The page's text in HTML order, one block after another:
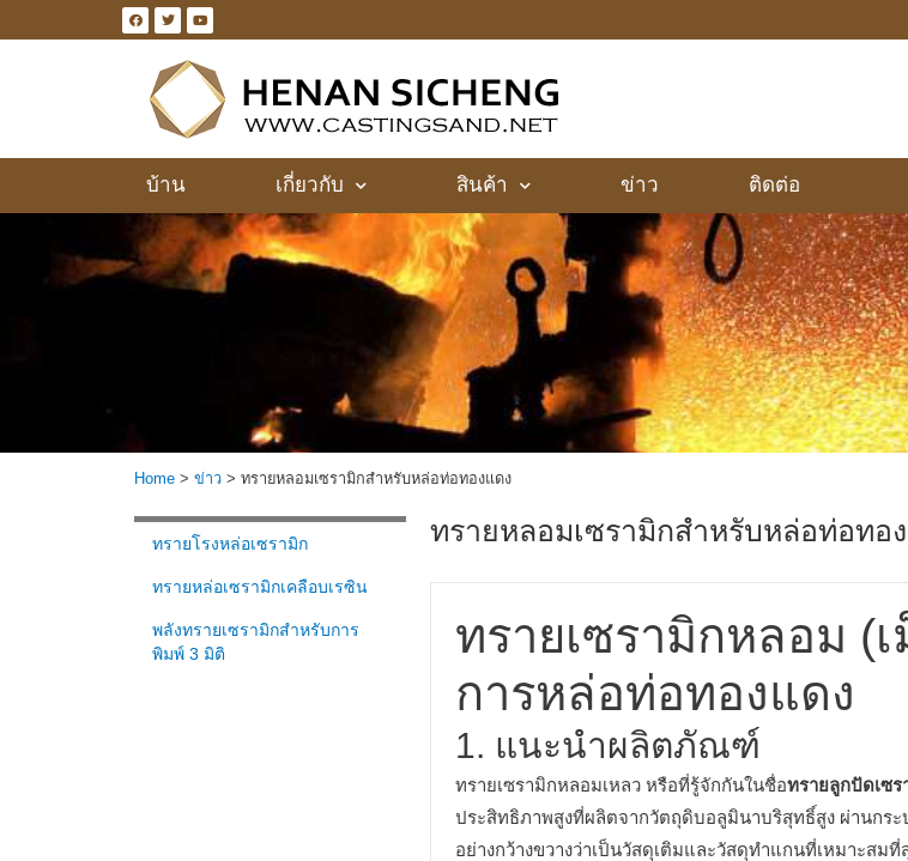
บ้าน เกี่ยวกับ สินค้า ข่าว ติดต่อ
Home > ข่าว > ทรายหลอมเซรามิกสำหรับหล่อท่อทองแดง
ทรายโรงหล่อเซรามิก
ทรายหล่อเซรามิกเคลือบเรซิน
พลังทรายเซรามิกสำหรับการ
พิมพ์ 3 มิติ
ทรายหลอมเซรามิกสำหรับหล่อท่อทอ
ทรายเซรามิกหลอม (
การหล่อท่อทองแดง
1. แนะนำผลิตภัณฑ์
ทรายเซรามิกหลอมเหลว หรือที่รู้จักกันในชื่อทรายลูกปัดเซร
ประสิทธิภาพสูงที่ผลิตจากวัตถุดิบอลูมินาบริสุทธิ์สูง ผ่านกร
อย่างกว้างขวางว่าเป็นวัสดุเติมและวัสดุทำแกนที่เหมาะสม